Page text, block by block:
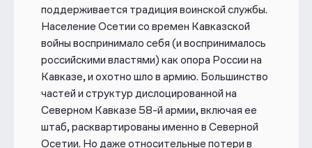
поддерживается традиция воинской службы.
Население Осетии со времен Кавказской
войны воспринимало себя (и воспринималось
российскими властями) как опора России на
Кавказе, и охотно шло в армию. Большинство
частей и структур дислоцированной на
Северном Кавказе 58-й армии, включая ее
штаб, расквартированы именно в Северной
Осетии. Но даже относительные потери в